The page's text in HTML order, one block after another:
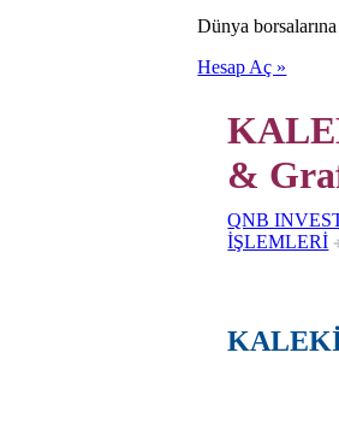
Dünya borsalarına
Hesap Aç »
&
QNB
İŞLEMLERİ